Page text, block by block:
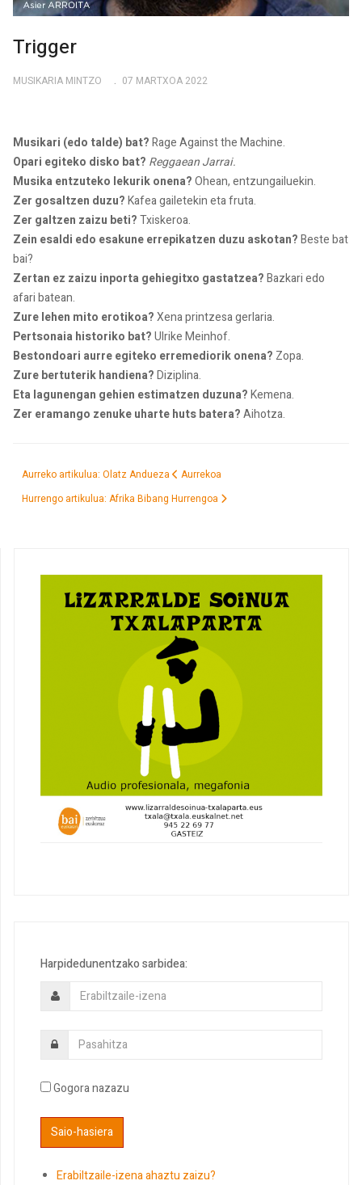
Trigger
MUSIKARIA MINTZO 07 MARTXOA 2022
Musikari (edo talde) bat?Rage Against the Machine.
Opari egiteko disko bat? Reggaean Jarrai.
Musika entzuteko lekurik onena?Ohean, entzungailuekin.
Zer gosaltzen duzu?Kafea gailetekin eta fruta.
Zer galtzen zaizu beti?Txiskeroa.
Zein esaldi edo esakune errepikatzen duzu askotan?Beste bat
bai?
Zertan ez zaizu inporta gehiegitxo gastatzea?Bazkari edo
afari batean.
Zure lehen mito erotikoa?Xena printzesa gerlaria.
Pertsonaia historiko bat?Ulrike Meinhof.
Bestondoari aurre egiteko erremediorik onena? Zopa.
Zure bertuterik handiena?Diziplina.
Eta lagunengan gehien estimatzen duzuna?Kemena.
Zer eramango zenuke uharte huts batera?Aihotza.
Aurreko artikulua: Olatz Andueza
Aurrekoa
Hurrengo artikulua: Afrika Bibang Hurrengoa
Harpidedunentzako sarbidea:
Gogora nazazu
Erabiltzaile-izena ahaztu zaizu?